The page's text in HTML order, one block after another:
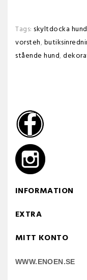
Tags: skyltdocka hund
vorsteh,
stående hund,
INFORMATION
EXTRA
MITT KONTO
WWW.ENOEN.SE